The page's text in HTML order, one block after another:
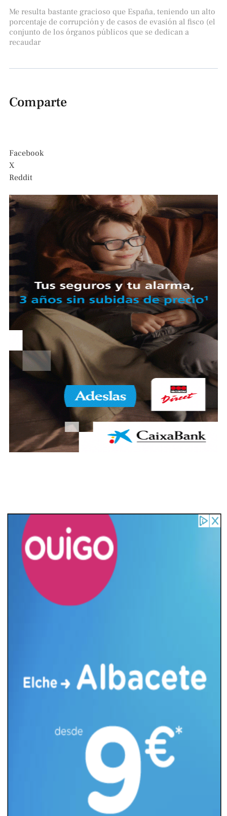
Me resulta bastante gracioso que España, teniendo un alto
porcentaje de corrupción y de casos de evasión al fisco (el
conjunto de los órganos públicos que se dedican a
recaudar
Comparte
Facebook
X
Reddit